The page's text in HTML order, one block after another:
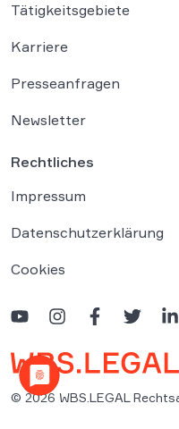
Tätigkeitsgebiete
Karriere
Presseanfragen
Newsletter
Rechtliches
Impressum
Datenschutzerklärung
Cookies
© 2026 WBS.LEGAL